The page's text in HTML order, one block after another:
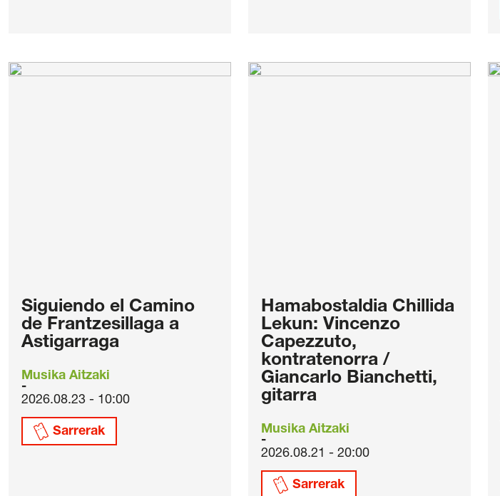
Siguiendo el Camino
de Frantzesillaga a
Astigarraga
Musika Aitzaki
2026.08.23 - 10:00
Sarrerak
Hamabostaldia Chillida
Lekun: Vincenzo
Capezzuto,
kontratenorra /
Giancarlo Bianchetti,
gitarra
Musika Aitzaki
2026.08.21 - 20:00
Sarrerak